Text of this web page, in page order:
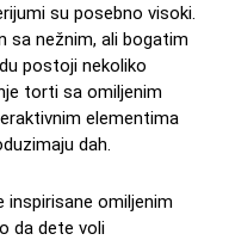
su posebno visoki.
sa nežnim, ali bogatim
postoji nekoliko
torti sa omiljenim
elementima
dah.
omiljenim
da dete voli